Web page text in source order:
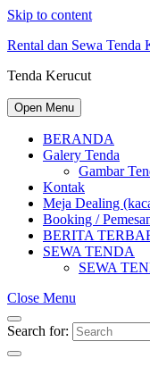
Skip to content
Rental dan Sewa Tenda
Tenda Kerucut
Open Menu
BERANDA
Galery Tenda
Gambar
Kontak
Meja Dealing
Booking /
BERITA
SEWA TENDA
SEWA
Close Menu
Search for: